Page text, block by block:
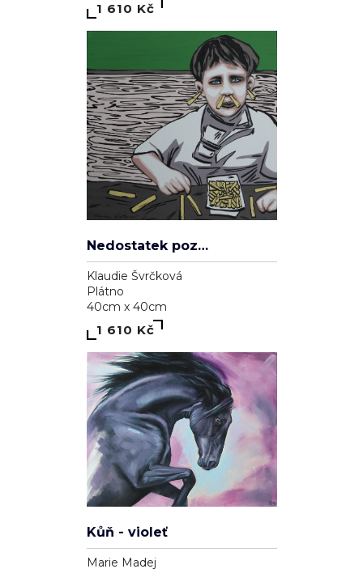
The morning after
Dominika Brynzej
Plátno
55cm x 75cm
3 000 Kč